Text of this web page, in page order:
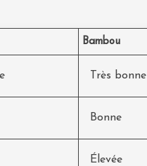
Bambou
Très bonne
Bonne
Élevée